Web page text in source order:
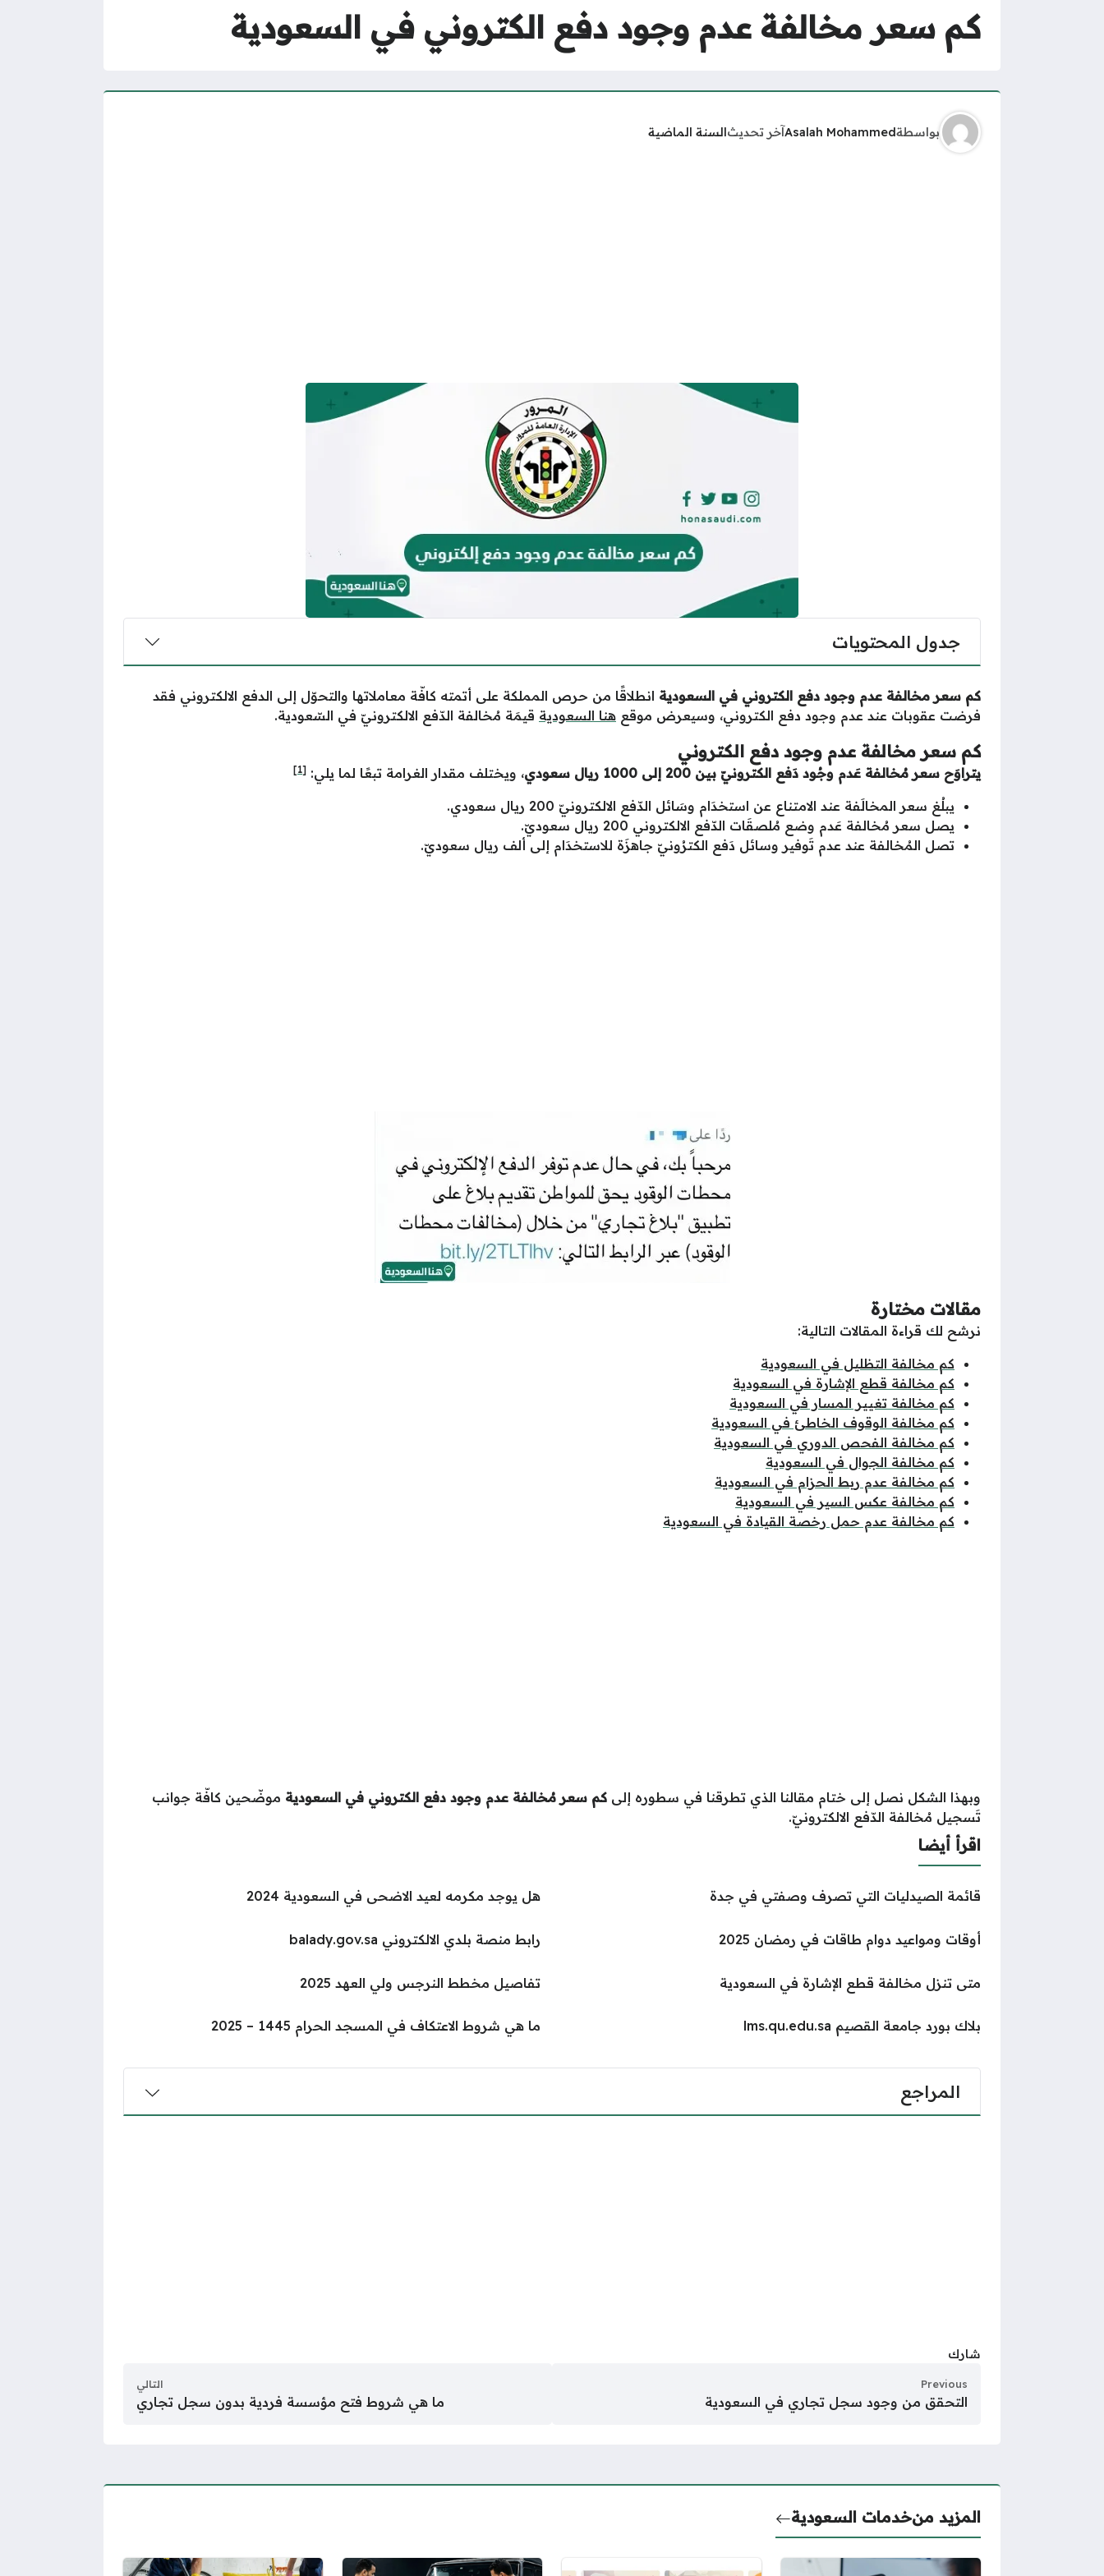
كم سعر مخالفة عدم وجود دفع الكتروني في السعودية
بواسطةAsalah Mohammedآخر تحديثالسنة الماضية
جدول المحتويات
كم سعر مخالفة عدم وجود دفع الكتروني في السعودية انطلاقًا من حرص المملكة على أتمته كافّة معاملاتها والتحوّل إلى الدفع الالكتروني فقد
فرضت عقوبات عند عدم وجود دفع الكتروني، وسيعرض موقع هنا السعودية قيمَة مُخالفة الدّفع الالكترونيّ في السّعودية.
كم سعر مخالفة عدم وجود دفع الكتروني
يتراوَح سعر مُخالفة عَدم وجُود دَفع الكترونيّ بين 200 إلى 1000 ريال سعودي ، ويختلف مقدار الغرامة تبعًا لما يلي: [1]
يبلُغ سعر المخالَفة عند الامتناع عن استخدَام وسَائل الدّفع الالكترونيّ 200 ريال سعودي.
يصل سعر مُخالفة عَدم وضع مُلصقَات الدّفع الالكتروني 200 ريال سعوديّ.
تصل المُخالفة عند عدم تَوفير وسائل دَفع الكترُونيّ جاهزَة للاستخدَام إلى ألف ريال سعوديّ.
مقالات مختارة
نرشح لك قراءة المقالات التالية:
كم مخالفة التظليل في السعودية
كم مخالفة قطع الإشارة في السعودية
كم مخالفة تغيير المسار في السعودية
كم مخالفة الوقوف الخاطئ في السعودية
كم مخالفة الفحص الدوري في السعودية
كم مخالفة الجوال في السعودية
كم مخالفة عدم ربط الحزام في السعودية
كم مخالفة عكس السير في السعودية
كم مخالفة عدم حمل رخصة القيادة في السعودية
وبهذا الشكل نصل إلى ختام مقالنا الذي تطرقنا في سطوره إلى كم سعر مُخالفة عدم وجود دفع الكتروني في السعودية موضّحين كافّة جوانب
تَسجيل مُخالفة الدّفع الالكترونيّ.
اقرأ أيضا
قائمة الصيدليات التي تصرف وصفتي في جدة هل يوجد مكرمه لعيد الاضحى في السعودية 2024
أوقات ومواعيد دوام طاقات في رمضان 2025 رابط منصة بلدي الالكتروني balady.gov.sa
متى تنزل مخالفة قطع الإشارة في السعودية تفاصيل مخطط النرجس ولي العهد 2025
بلاك بورد جامعة القصيم lms.qu.edu.sa ما هي شروط الاعتكاف في المسجد الحرام 1445 – 2025
المراجع
شارك
Previous
التحقق من وجود سجل تجاري في السعودية
التالي
ما هي شروط فتح مؤسسة فردية بدون سجل تجاري
المزيد منخدمات السعودية